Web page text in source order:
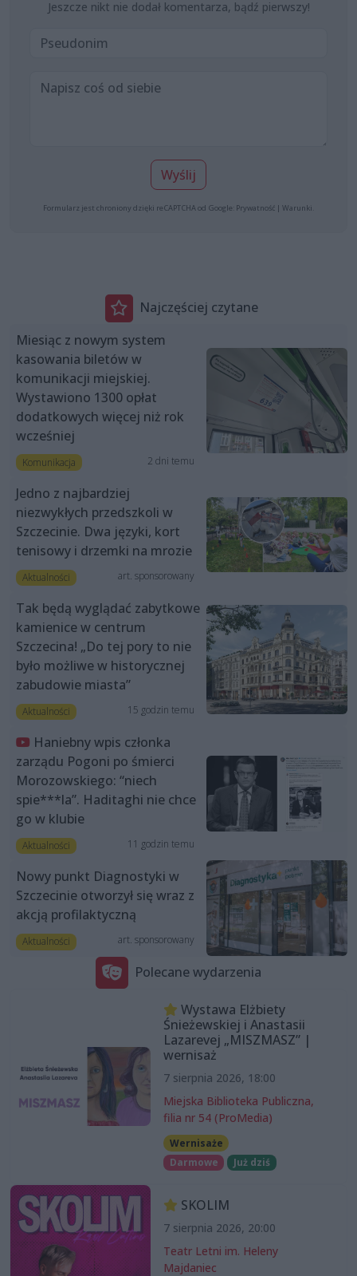
Jeszcze nikt nie dodał komentarza, bądź pierwszy!
Wyślij
Formularz jest chroniony dzięki reCAPTCHA od Google: Prywatność | Warunki
Najczęściej czytane
Miesiąc z nowym system
kasowania biletów w
komunikacji miejskiej.
Wystawiono 1300 opłat
dodatkowych więcej niż rok
wcześniej
Komunikacja 2 dni temu
Jedno z najbardziej
niezwykłych przedszkoli w
Szczecinie. Dwa języki, kort
tenisowy i drzemki na mrozie
Aktualności art. sponsorowany
Tak będą wyglądać zabytkowe
kamienice w centrum
Szczecina! „Do tej pory to nie
było możliwe w historycznej
zabudowie miasta”
Aktualności 15 godzin temu
Haniebny wpis członka
zarządu Pogoni po śmierci
Morozowskiego: “niech
spie***la”. Haditaghi nie chce
go w klubie
Aktualności 11 godzin temu
Nowy punkt Diagnostyki w
Szczecinie otworzył się wraz z
akcją profilaktyczną
Aktualności art. sponsorowany
Polecane wydarzenia
Wystawa Elżbiety
Śnieżewskiej i Anastasii
Lazarevej „MISZMASZ” |
wernisaż
7 sierpnia 2026, 18:00
Miejska Biblioteka Publiczna,
filia nr 54 (ProMedia)
Wernisaże
Darmowe
Już dziś
SKOLIM
7 sierpnia 2026, 20:00
Teatr Letni im. Heleny
Majdaniec